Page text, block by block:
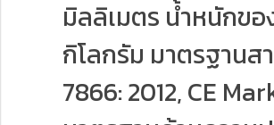
มิลลิเมตร นํ้าหนักขอ
กิโลกรัม มาตรฐานส
7866: 2012, CE